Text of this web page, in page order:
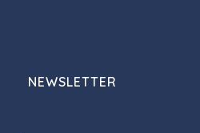
NEWSLETTER